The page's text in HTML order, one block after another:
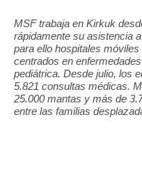
MSF trabaja en Kirkuk
rápidamente su asistencia
para ello hospitales
centrados en
pediátrica. Desde julio, los
5.821 consultas médicas.
25.000 mantas y más de
entre las familias